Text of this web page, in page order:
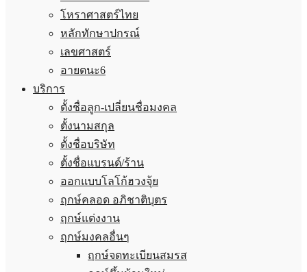
โหราศาสตร์ไทย
หลักทักษาปกรณ์
เลขศาสตร์
อายตนะ6
บริการ
ตั้งชื่อลูก-เปลี่ยนชื่อมงคล
ตั้งนามสกุล
ตั้งชื่อบริษัท
ตั้งชื่อแบรนด์/ร้าน
ออกแบบโลโก้ฮวงจุ้ย
ฤกษ์คลอด อภิชาติบุตร
ฤกษ์แต่งงาน
ฤกษ์มงคลอื่นๆ
ฤกษ์จดทะเบียนสมรส